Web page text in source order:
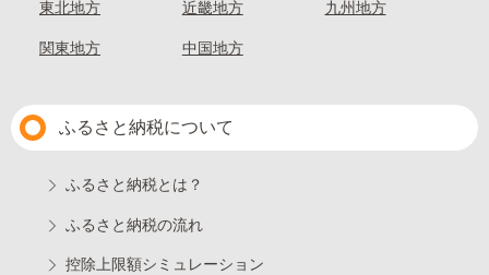
東北地方
関東地方
近畿地方
中国地方
九州地方
ふるさと納税について
ふるさと納税とは？
ふるさと納税の流れ
控除上限額シミュレーション